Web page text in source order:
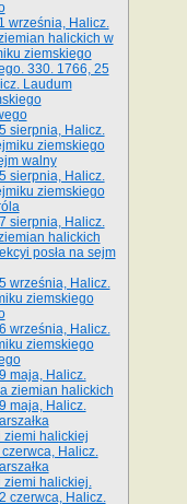
września, Halicz.
halickich w
ziemskiego
330. 1766, 25
Laudum
sierpnia, Halicz.
ziemskiego
walny
sierpnia, Halicz.
ziemskiego
sierpnia, Halicz.
halickich
posła na sejm
września, Halicz.
ziemskiego
września, Halicz.
ziemskiego
maja, Halicz.
ziemian halickich
maja, Halicz.
ziemi halickiej
Halicz.
ziemi halickiej.
czerwca, Halicz.